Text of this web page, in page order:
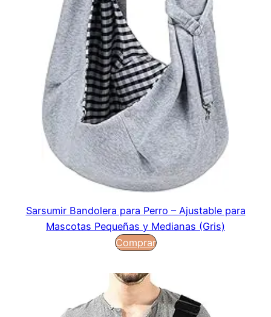
Sarsumir Bandolera para Perro – Ajustable para
Mascotas Pequeñas y Medianas (Gris)
Comprar